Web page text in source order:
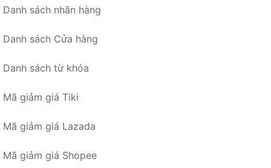
Danh sách nhãn hàng
Danh sách Cửa hàng
Danh sách từ khóa
Mã giảm giá Tiki
Mã giảm giá Lazada
Mã giảm giá Shopee